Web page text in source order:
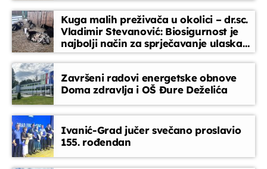
Kuga malih preživača u okolici – dr.sc.
Vladimir Stevanović: Biosigurnost je
najbolji način za sprječavanje ulaska
bolesti
Završeni radovi energetske obnove
Doma zdravlja i OŠ Đure Deželića
Ivanić-Grad jučer svečano proslavio
155. rođendan